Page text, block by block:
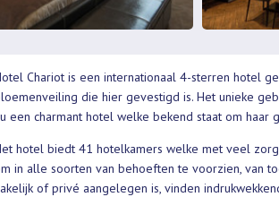
Chariot is een internationaal 4-sterren hotel
die hier gevestigd is. Het unieke
een charmant hotel welke bekend staat om haar
hotel biedt 41 hotelkamers welke met veel
in alle soorten van behoeften te voorzien, van
of privé aangelegen is, vinden